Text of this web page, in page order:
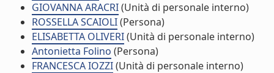
GIOVANNA ARACRI(Unità di personale interno)
ROSSELLA SCAIOLI(Persona)
ELISABETTA OLIVERI(Unità di personale interno)
Antonietta Folino (Persona)
FRANCESCA IOZZI(Unità di personale interno)